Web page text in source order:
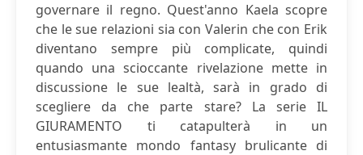
governare il regno. Quest'anno Kaela scopre
che le sue relazioni sia con Valerin che con Erik
diventano sempre più complicate, quindi
quando una scioccante rivelazione mette in
discussione le sue lealtà, sarà in grado di
scegliere da che parte stare? La serie IL
GIURAMENTO ti catapulterà in un
entusiasmante mondo fantasy brulicante di